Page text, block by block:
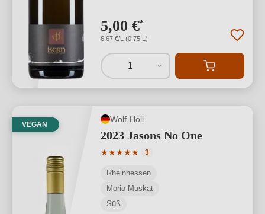
5,00 €*
6,67 €/L (0,75 L)
1
VEGAN
Wolf-Holl
2023 Jasons No One
★★★★★
Durchschnittliche Bewertung von 5
3
Rheinhessen
Morio-Muskat
Süß